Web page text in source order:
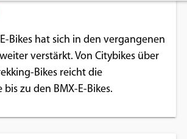
Bikes hat sich in den vergangenen
verstärkt. Von Citybikes über
Bikes reicht die
zu den BMX-E-Bikes.
Cookies ermöglichen
Funktion der Website
Cookie